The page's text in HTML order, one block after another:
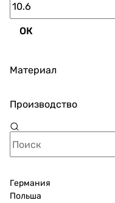
ОК
Материал
Производство
Германия
Польша